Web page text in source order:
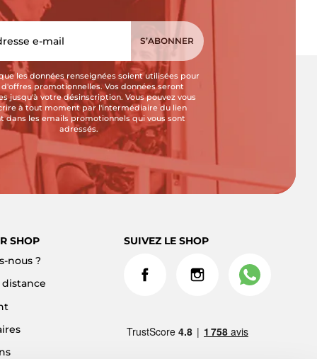
les données renseignées soient utilisées pour
d'offres promotionnelles. Vos données seront
jusqu'à votre désinscription. Vous pouvez vous
à tout moment par l'intermédiaire du lien
dans les emails promotionnels qui vous sont
adressés.
SHOP
nous ?
distance
SUIVEZ LE SHOP